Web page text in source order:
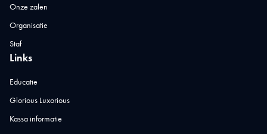
Onze zalen
Organisatie
Staf
Links
Educatie
Glorious Luxorious
Kassa informatie